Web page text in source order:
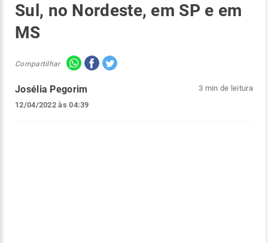
Sul, no Nordeste, em SP e em
MS
Compartilhar
Josélia Pegorim
12/04/2022 às 04:39
3 min de leitura